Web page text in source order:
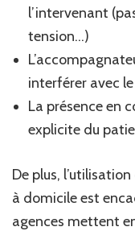
l’intervenant
tension…)
interférer avec
La présence en
explicite du
De plus,
à domicile est
agences mettent